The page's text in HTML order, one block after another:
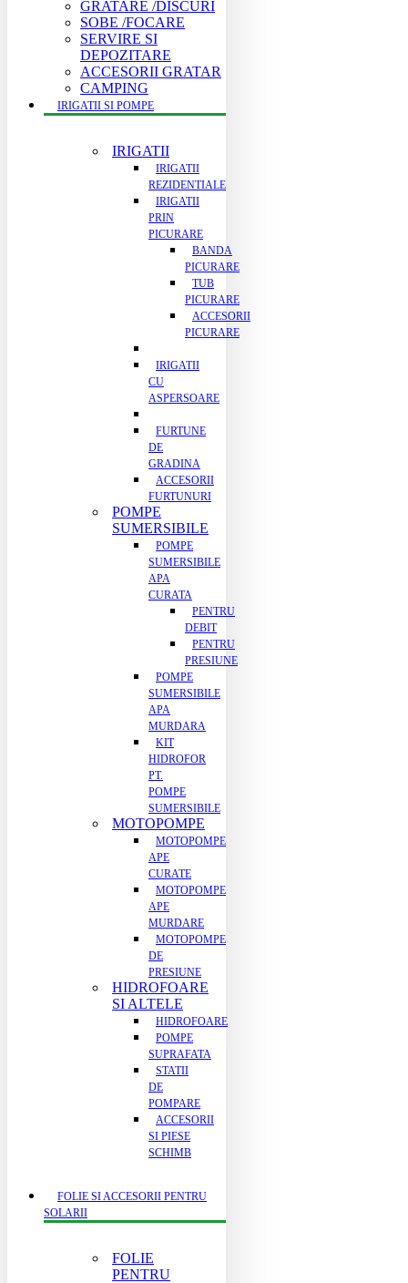
GRATARE /DISCURI
SOBE /FOCARE
SERVIRE SI
DEPOZITARE
ACCESORII GRATAR
CAMPING
IRIGATII SI POMPE
IRIGATII
IRIGATII
REZIDENTIALE
IRIGATII
PRIN
PICURARE
BANDA
PICURARE
TUB
PICURARE
ACCESORII
PICURARE
IRIGATII
CU
ASPERSOARE
FURTUNE
DE
GRADINA
ACCESORII
FURTUNURI
POMPE
SUMERSIBILE
POMPE
SUMERSIBILE
APA
CURATA
PENTRU
DEBIT
PENTRU
PRESIUNE
POMPE
SUMERSIBILE
APA
MURDARA
KIT
HIDROFOR
PT.
POMPE
SUMERSIBILE
MOTOPOMPE
MOTOPOMPE
APE
CURATE
MOTOPOMPE
APE
MURDARE
MOTOPOMPE
DE
PRESIUNE
HIDROFOARE
SI ALTELE
HIDROFOARE
POMPE
SUPRAFATA
STATII
DE
POMPARE
ACCESORII
SI PIESE
SCHIMB
FOLIE SI ACCESORII PENTRU
SOLARII
FOLIE
PENTRU